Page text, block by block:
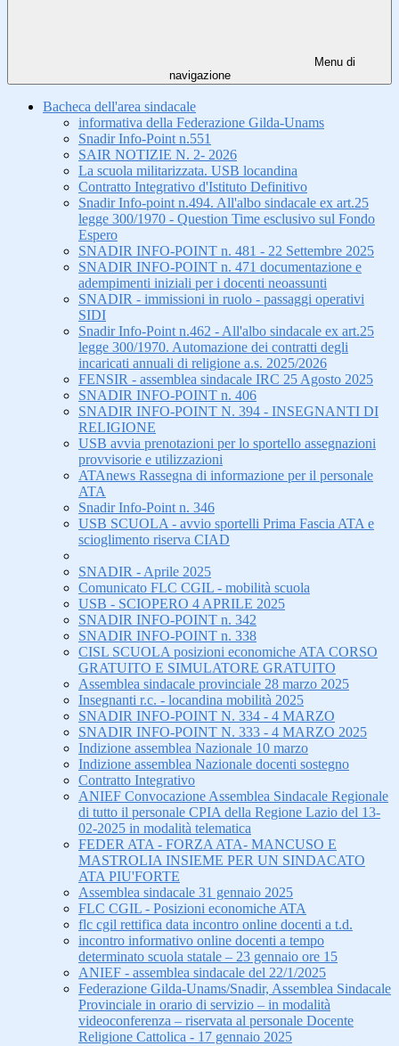
Menu di
navigazione
Bacheca dell'area sindacale
informativa della Federazione Gilda-Unams
Snadir Info-Point n.551
SAIR NOTIZIE N. 2- 2026
La scuola militarizzata. USB locandina
Contratto Integrativo d'Istituto Definitivo
Snadir Info-point n.494. All'albo sindacale ex art.25
legge 300/1970 - Question Time esclusivo sul Fondo
Espero
SNADIR INFO-POINT n. 481 - 22 Settembre 2025
SNADIR INFO-POINT n. 471 documentazione e
adempimenti iniziali per i docenti neoassunti
SNADIR - immissioni in ruolo - passaggi operativi
SIDI
Snadir Info-Point n.462 - All'albo sindacale ex art.25
legge 300/1970. Automazione dei contratti degli
incaricati annuali di religione a.s. 2025/2026
FENSIR - assemblea sindacale IRC 25 Agosto 2025
SNADIR INFO-POINT n. 406
SNADIR INFO-POINT N. 394 - INSEGNANTI DI
RELIGIONE
USB avvia prenotazioni per lo sportello assegnazioni
provvisorie e utilizzazioni
ATAnews Rassegna di informazione per il personale
ATA
Snadir Info-Point n. 346
USB SCUOLA - avvio sportelli Prima Fascia ATA e
scioglimento riserva CIAD
SNADIR - Aprile 2025
Comunicato FLC CGIL - mobilità scuola
USB - SCIOPERO 4 APRILE 2025
SNADIR INFO-POINT n. 342
SNADIR INFO-POINT n. 338
CISL SCUOLA posizioni economiche ATA CORSO
GRATUITO E SIMULATORE GRATUITO
Assemblea sindacale provinciale 28 marzo 2025
Insegnanti r.c. - locandina mobilità 2025
SNADIR INFO-POINT N. 334 - 4 MARZO
SNADIR INFO-POINT N. 333 - 4 MARZO 2025
Indizione assemblea Nazionale 10 marzo
Indizione assemblea Nazionale docenti sostegno
Contratto Integrativo
ANIEF Convocazione Assemblea Sindacale Regionale
di tutto il personale CPIA della Regione Lazio del 13-
02-2025 in modalità telematica
FEDER ATA - FORZA ATA- MANCUSO E
MASTROLIA INSIEME PER UN SINDACATO
ATA PIU'FORTE
Assemblea sindacale 31 gennaio 2025
FLC CGIL - Posizioni economiche ATA
flc cgil rettifica data incontro online docenti a t.d.
incontro informativo online docenti a tempo
determinato scuola statale – 23 gennaio ore 15
ANIEF - assemblea sindacale del 22/1/2025
Federazione Gilda-Unams/Snadir, Assemblea Sindacale
Provinciale in orario di servizio – in modalità
videoconferenza – riservata al personale Docente
Religione Cattolica - 17 gennaio 2025